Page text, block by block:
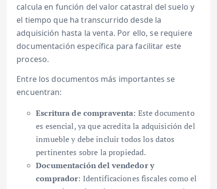
calcula en función del valor catastral del suelo y
el tiempo que ha transcurrido desde la
adquisición hasta la venta. Por ello, se requiere
documentación específica para facilitar este
proceso.
Entre los documentos más importantes se
encuentran:
Escritura de compraventa: Este documento
es esencial, ya que acredita la adquisición del
inmueble y debe incluir todos los datos
pertinentes sobre la propiedad.
Documentación del vendedor y
comprador: Identificaciones fiscales como el